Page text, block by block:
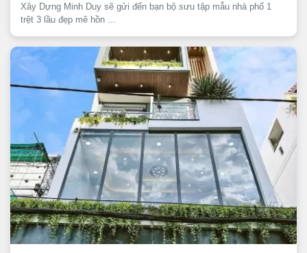
Xây Dựng Minh Duy sẽ gửi đến bạn bộ sưu tập mẫu nhà phố 1
trệt 3 lầu đẹp mê hồn ...